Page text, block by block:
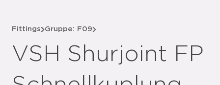
Fittings Gruppe: F09
VSH Shurjoint FP